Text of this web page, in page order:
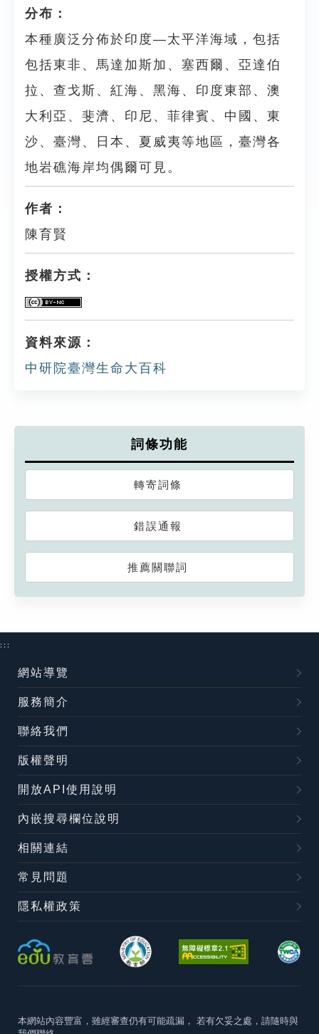
分布：
本種廣泛分佈於印度—太平洋海域，包括
包括東非、馬達加斯加、塞西爾、亞達伯
拉、查戈斯、紅海、黑海、印度東部、澳
大利亞、斐濟、印尼、菲律賓、中國、東
沙、臺灣、日本、夏威夷等地區，臺灣各
地岩礁海岸均偶爾可見。
作者：
陳育賢
授權方式：
資料來源：
中研院臺灣生命大百科
詞條功能
轉寄詞條
錯誤通報
推薦關聯詞
:::
網站導覽
服務簡介
聯絡我們
版權聲明
開放API使用說明
內嵌搜尋欄位說明
相關連結
常見問題
隱私權政策
本網站內容豐富，雖經審查仍有可能疏漏， 若有欠妥之處，請隨時與